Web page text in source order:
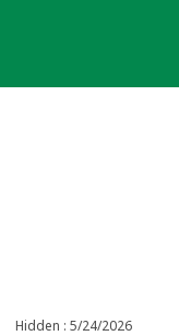
Hidden : 5/24/2026